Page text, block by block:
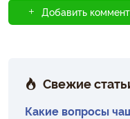
Добавить
Свежие
Какие вопросы